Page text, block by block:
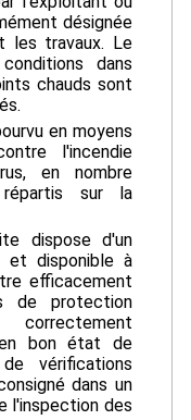
désignée
les travaux. Le
dans
chauds sont
en moyens
l'incendie
en nombre
sur la
dispose d'un
et disponible à
efficacement
de protection
bon état de
vérifications
dans un
l'inspection des